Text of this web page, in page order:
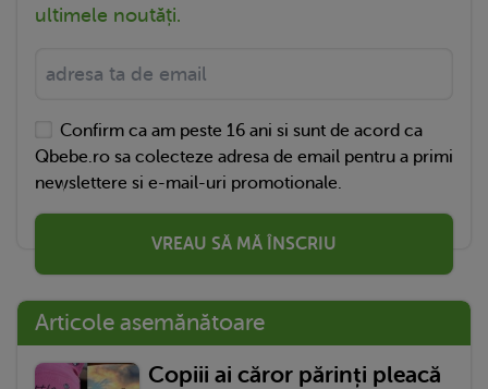
ultimele noutăți.
Confirm ca am peste 16 ani si sunt de acord ca
Qbebe.ro sa colecteze adresa de email pentru a primi
newslettere si e-mail-uri promotionale.
VREAU SĂ MĂ ÎNSCRIU
Articole asemănătoare
Copiii ai căror părinți pleacă